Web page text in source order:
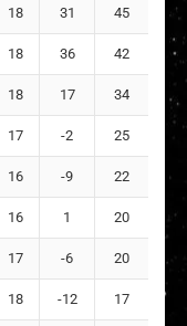
18 31 45
18 36 42
18 17 34
17 -2 25
16 -9 22
16 1 20
17 -6 20
18 -12 17